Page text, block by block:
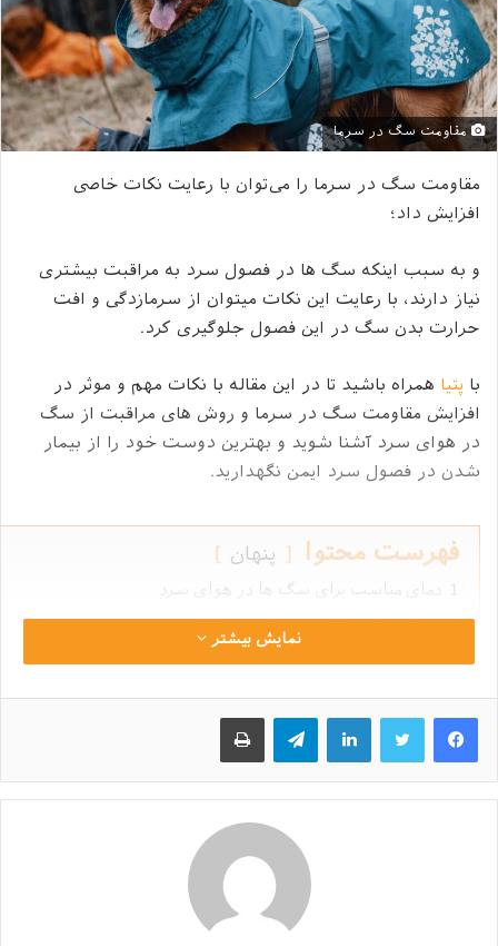
مقاومت سگ در سرما
مقاومت سگ در سرما را می‌توان با رعایت نکات خاصی
افزایش داد؛
و به سبب اینکه سگ ها در فصول سرد به مراقبت بیشتری
نیاز دارند، با رعایت این نکات میتوان از سرمازدگی و افت
حرارت بدن سگ در این فصول جلوگیری کرد.
با پتیا همراه باشید تا در این مقاله با نکات مهم و موثر در
افزایش مقاومت سگ در سرما و روش های مراقبت از سگ
در هوای سرد آشنا شوید و بهترین دوست خود را از بیمار
شدن در فصول سرد ایمن نگهدارید.
فهرست محتوا پنهان
1
دمای مناسب برای سگ ها در هوای سرد
1.1 اعضایی که آسیب پذیرتر هستند
عواملی که باعث تفاوت در تحمل سرما در بین سگ ها
2 عوامل مهم در باب مراقبت از سگ در هوای سرد
پوشش و لباس سگ
2.2 ارتباط میزان فعالیت سگ با تحمل سرما
جنس مناسب ظرف آب و غذای سگ
نکته مهم در مورد تغذیه سگ
وسایل گرمایشی برای سگ ها
لانه یا سرپناه مناسب برای سگ
نمایش بیشتر
لینکداینتلگرام چاپ